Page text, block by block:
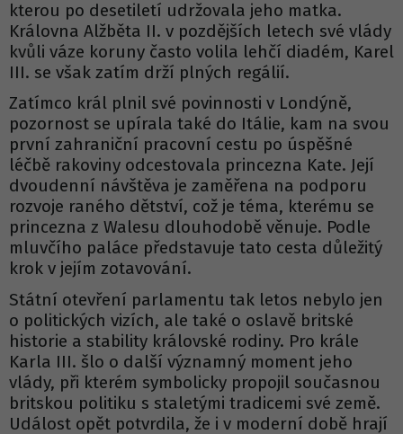
kterou po desetiletí udržovala jeho matka.
Královna Alžběta II. v pozdějších letech své vlády
kvůli váze koruny často volila lehčí diadém, Karel
III. se však zatím drží plných regálií.
Zatímco král plnil své povinnosti v Londýně,
pozornost se upírala také do Itálie, kam na svou
první zahraniční pracovní cestu po úspěšné
léčbě rakoviny odcestovala princezna Kate. Její
dvoudenní návštěva je zaměřena na podporu
rozvoje raného dětství, což je téma, kterému se
princezna z Walesu dlouhodobě věnuje. Podle
mluvčího paláce představuje tato cesta důležitý
krok v jejím zotavování.
Státní otevření parlamentu tak letos nebylo jen
o politických vizích, ale také o oslavě britské
historie a stability královské rodiny. Pro krále
Karla III. šlo o další významný moment jeho
vlády, při kterém symbolicky propojil současnou
britskou politiku s staletými tradicemi své země.
Událost opět potvrdila, že i v moderní době hrají